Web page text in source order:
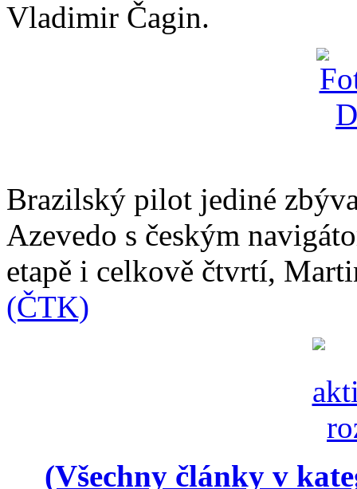
Vladimir Čagin.
Brazilský pilot jediné
Azevedo s českým
etapě i celkově čtvrtí,
(ČTK)
(Všechny články v